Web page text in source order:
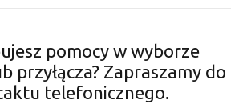
pomocy w wyborze
przyłącza? Zapraszamy do
telefonicznego.